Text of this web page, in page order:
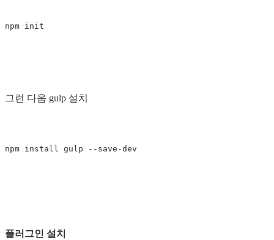
npm init
그런 다음 gulp 설치
npm install gulp -- save -dev
플러그인 설치